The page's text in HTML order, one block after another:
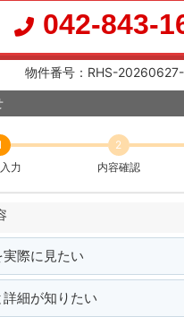
042-843-
物件番号：RHS-
力
2
内容確認
際に見たい
詳細が知りたい